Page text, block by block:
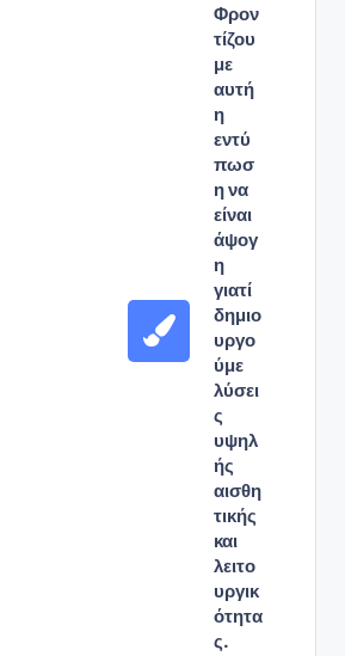
Φρον
τίζου
με
αυτή
η
εντύ
πωσ
η να
είναι
άψογ
η
γιατί
δημιο
υργο
ύμε
λύσει
ς
υψηλ
ής
αισθη
τικής
και
λειτο
υργικ
ότητα
ς.